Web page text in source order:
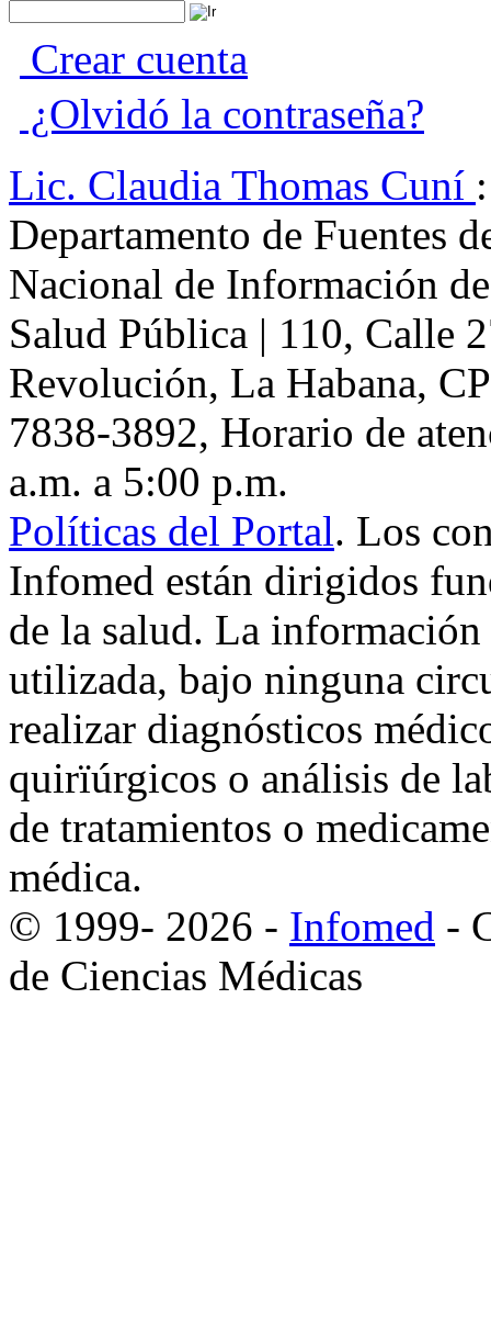
Crear cuenta
¿Olvidó la contraseña?
Lic. Claudia Thomas Cuní
Departamento de Fuentes
Nacional de Información
Salud Pública | 110, Calle
Revolución, La Habana,
7838-3892, Horario de
a.m. a 5:00 p.m.
Políticas del Portal. Los
Infomed están dirigidos
de la salud. La
utilizada, bajo ninguna
realizar diagnósticos
quirïúrgicos o análisis de
de tratamientos o
médica.
© 1999- 2026 - Infomed -
de Ciencias Médicas